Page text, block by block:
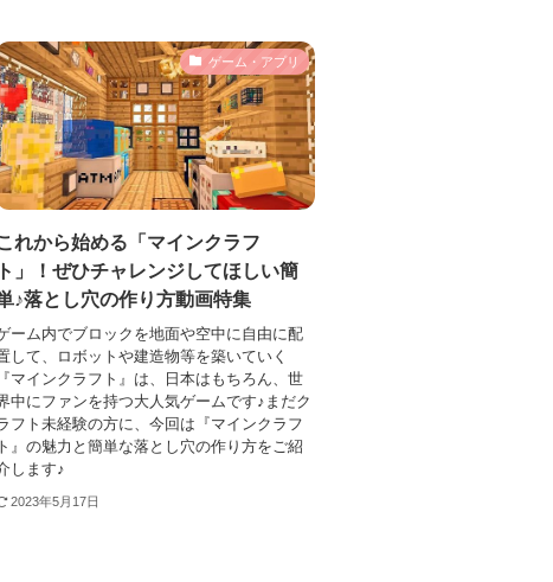
ゲーム・アプリ
れから始める「マインクラフ
ト」！ぜひチャレンジしてほしい簡
♪落とし穴の作り方動画特集
ーム内でブロックを地面や空中に自由に配
して、ロボットや建造物等を築いていく
『マインクラフト』は、日本はもちろん、世
中にファンを持つ大人気ゲームです♪まだク
フト未経験の方に、今回は『マインクラフ
ト』の魅力と簡単な落とし穴の作り方をご紹
します♪
2023年5月17日